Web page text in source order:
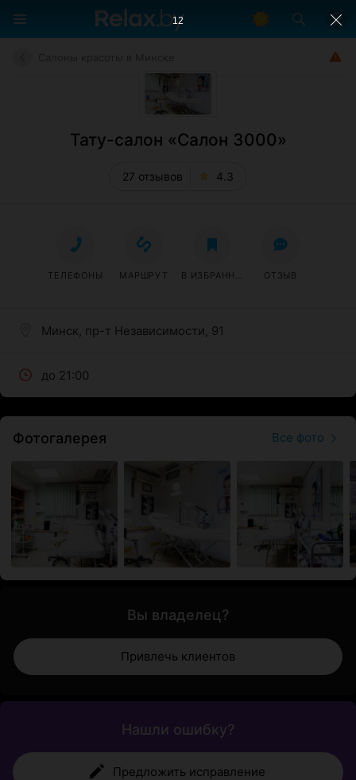
Тату-салон «Салон 3000»
27 отзывов 4.3
Минск, пр-т Независимости, 91
до 21:00
ТЕЛЕФОНЫ МАРШРУТ В ИЗБРАННОЕ ОТЗЫВ
Фотогалерея Все фото
Вы владелец?
Привлечь клиентов
Нашли ошибку?
Предложить исправление
11